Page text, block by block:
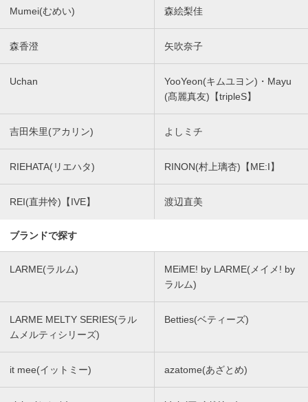
Mumei(むめい) 森絵梨佳
森香澄 矢吹奈子
Uchan
YooYeon(キムユヨン)・Mayu
(髙麗真友)【tripleS】
吉田朱里(アカリン) よしミチ
RIEHATA(リエハタ) RINON(村上璃杏)【ME:I】
REI(直井怜)【IVE】 渡辺直美
ブランドで探す
LARME(ラルム)
MEiME! by LARME(メイメ! by
ラルム)
LARME MELTY SERIES(ラル
ムメルティシリーズ)
Betties(ベティーズ)
it mee(イットミー) azatome(あざとめ)